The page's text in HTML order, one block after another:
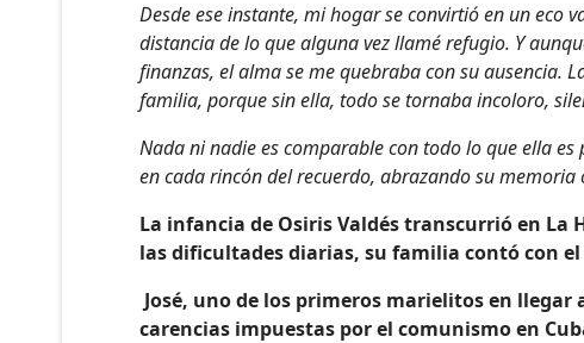
Desde ese instante, mi hogar se convirtió en un eco
distancia de lo que alguna vez llamé refugio. Y
finanzas, el alma se me quebraba con su ausencia.
familia, porque sin ella, todo se tornaba incoloro,
Nada ni nadie es comparable con todo lo que ella
en cada rincón del recuerdo, abrazando su memoria
La infancia de Osiris Valdés transcurrió en La
las dificultades diarias, su familia contó con
José, uno de los primeros marielitos en
carencias impuestas por el comunismo en